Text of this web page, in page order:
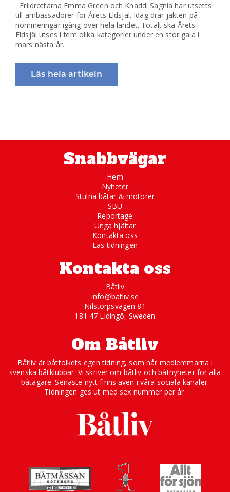
Friidrottarna Emma Green och Khaddi Sagnia har utsetts
till ambassadörer för Årets Eldsjäl. Idag drar jakten på
nomineringar igång över hela landet. Totalt ska Årets
Eldsjäl utses i fem olika kategorier under en stor gala i
mars nästa år.
Läs hela artikeln
Snabbvägar
Hem
Nyheter
Stulna båtar & motorer
SBU
Reportage
Unga hjältar
Kontakta oss
Läs tidningen
Kontakta oss
Båtliv
info@batliv.se
Nilstorpsvägen 81
181 47 Lidingö, Sweden
Om Båtliv
Båtliv är båtfolkets egen tidning, som når medlemmarna i
svenska båtklubbar. Vi skriver om båtliv och båtnyheter för alla
båtägare. Senaste nytt finns även i våra sociala kanaler.
Tidningen ges ut med sex nummer per år.